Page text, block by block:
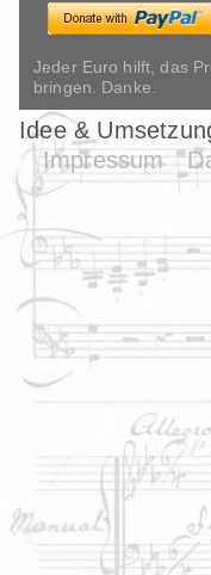
Jeder Euro hilft, das
bringen. Danke.
Idee &
Impressum